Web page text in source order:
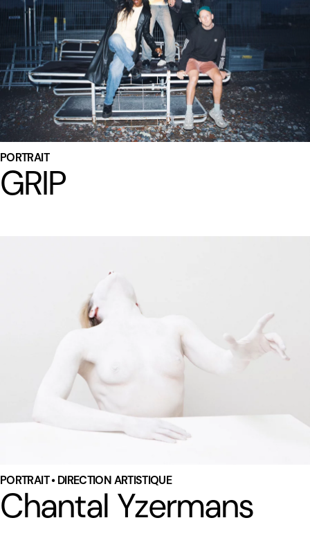
PORTRAIT
GRIP
PORTRAIT • DIRECTION ARTISTIQUE
Chantal Yzermans